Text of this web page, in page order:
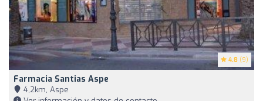
4.8 (9)
Farmacia Santias Aspe
4,2km, Aspe